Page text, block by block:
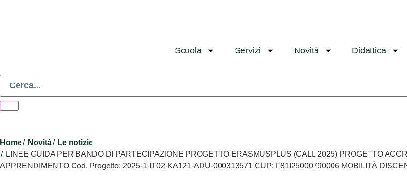
Scuola Servizi Novità Didattica
Home Novità
Le notizie
LINEE GUIDA PER BANDO DI PARTECIPAZIONE PROGETTO ERASMUSPLUS (CALL 2025) PROGETTO
APPRENDIMENTO Cod. Progetto: 2025-1-IT02-KA121-ADU-000313571 CUP: F81I25000790006 MOBILITÀ